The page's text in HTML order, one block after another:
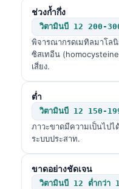
ช่วงก้ำกึ่ง
วิตามินบี 12 200-
พิจารณากรดเมทิลมาโล
ซิสเทอีน
เสี่ยง.
ต่ำ
วิตามินบี 12 150-
ภาวะขาดมีความเป็นไปไ
ระบบประสาท.
ขาดอย่างชัดเจน
วิตามินบี 12 ต่ำกว่า